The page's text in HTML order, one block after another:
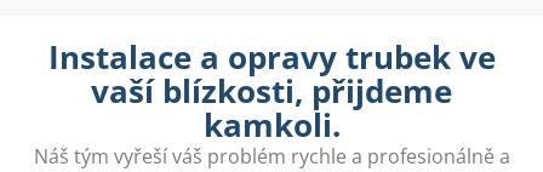
Instalace a opravy trubek ve
vaší blízkosti, přijdeme
kamkoli.
Náš tým vyřeší váš problém rychle a profesionálně a